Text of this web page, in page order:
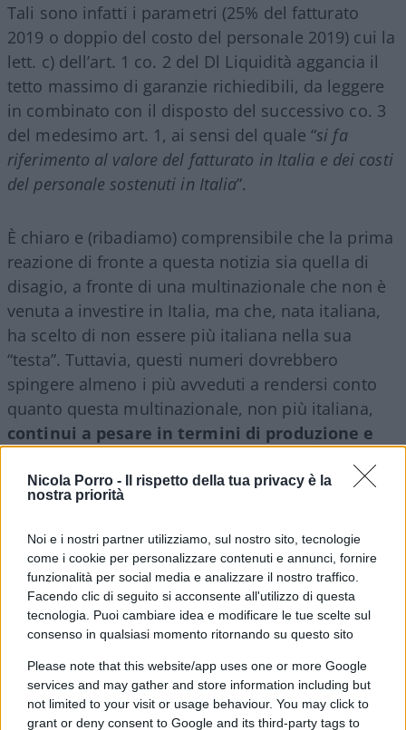
Nicola Porro -
Il rispetto della tua privacy è la
nostra priorità
Noi e i nostri partner utilizziamo, sul nostro sito, tecnologie
come i cookie per personalizzare contenuti e annunci, fornire
funzionalità per social media e analizzare il nostro traffico.
Facendo clic di seguito si acconsente all'utilizzo di questa
tecnologia. Puoi cambiare idea e modificare le tue scelte sul
consenso in qualsiasi momento ritornando su questo sito
Please note that this website/app uses one or more Google
services and may gather and store information including but
not limited to your visit or usage behaviour. You may click to
grant or deny consent to Google and its third-party tags to
Tali sono infatti i parametri (25% del fatturato
2019 o doppio del costo del personale 2019) cui la
lett. c) dell’art. 1 co. 2 del Dl Liquidità aggancia il
tetto massimo di garanzie richiedibili, da leggere
in combinato con il disposto del successivo co. 3
del medesimo art. 1, ai sensi del quale “si fa
riferimento al valore del fatturato in Italia e dei costi
del personale sostenuti in Italia”.
È chiaro e (ribadiamo) comprensibile che la prima
reazione di fronte a questa notizia sia quella di
disagio, a fronte di una multinazionale che non è
venuta a investire in Italia, ma che, nata italiana,
ha scelto di non essere più italiana nella sua
“testa”. Tuttavia, questi numeri dovrebbero
spingere almeno i più avveduti a rendersi conto
quanto questa multinazionale, non più italiana,
continui a pesare in termini di produzione e
auspici di emarginazioni punitive che non
rimarrebbero certamente senza conseguenze
(non, per intenderci, quelle di un ritorno in Italia
della sede legale, ma semmai quelle dello
spostamento altrove degli stabilimenti in Italia).
Una politica seria dovrebbe porsi semmai il tema
di blindare in modo adeguato le “norme di tutela
del sistema Paese” che già sono tracciate nella